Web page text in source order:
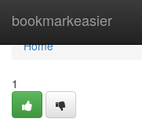
bookmarkeasier
Home
Home
1